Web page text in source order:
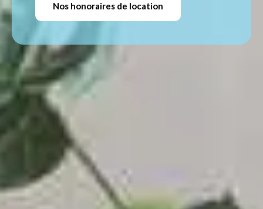
Nos honoraires de location